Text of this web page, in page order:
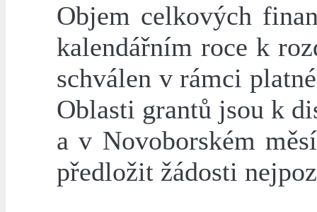
Objem celkových
kalendářním roce k
schválen v rámci
Oblasti grantů jsou k
a v Novoborském
předložit žádosti